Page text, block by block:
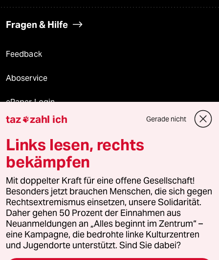
Fragen & Hilfe
Feedback
Aboservice
ePaper Login
Downloads für Abonnierende
© 2026 taz Verlags und Vertriebs GmbH
Alle Rechte vorbehalten. Bei rechtlichen Fragen oder für Genehmigungen
wenden Sie sich bitte an
lizenzen@taz.de
Feedback Redaktionsstatut Kommune-Richtlinien
Leitlinie Informant Datenschutz Impressum AGB
taz zahl ich Gerade nicht
Links lesen, rechts
bekämpfen
Mit doppelter Kraft für eine offene Gesellschaft!
Besonders jetzt brauchen Menschen, die sich gegen
Rechtsextremismus einsetzen, unsere Solidarität.
Daher gehen 50 Prozent der Einnahmen aus
Neuanmeldungen an „Alles beginnt im Zentrum“ –
eine Kampagne, die bedrohte linke Kulturzentren
und Jugendorte unterstützt. Sind Sie dabei?